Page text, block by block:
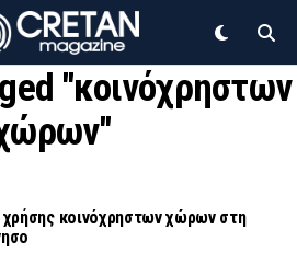
"κοινόχρηστων
χρήσης κοινόχρηστων χώρων στη